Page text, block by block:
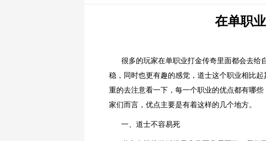
在单职
很多的玩家在单职业打金传奇里面都会去给
稳，同时也更有趣的感觉，道士这个职业相比
重的去注意看一下，每一个职业的优点都有哪
家们而言，优点主要是有着这样的几个地方。
一、道士不容易死